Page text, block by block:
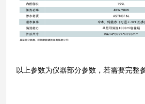
以上参数为仪器部分参数，若需要完整